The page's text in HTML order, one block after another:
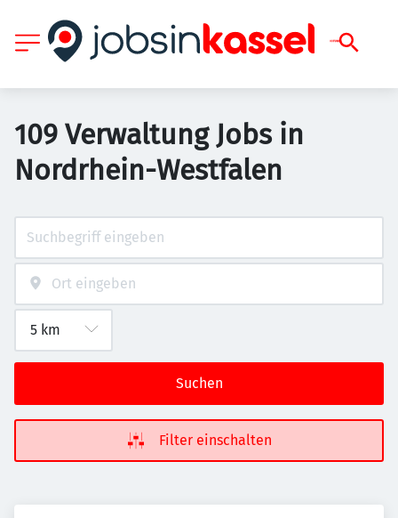
109 Verwaltung Jobs in
Nordrhein-Westfalen
Suchen
Filter einschalten